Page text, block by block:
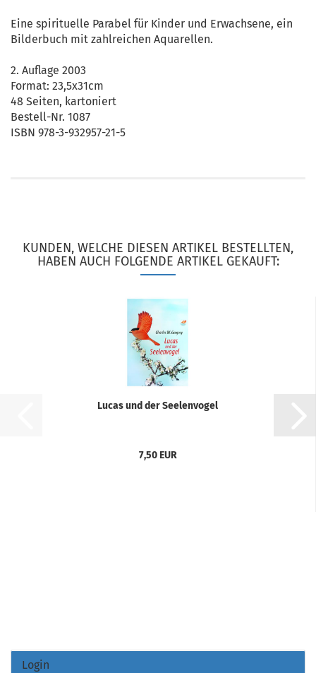
Eine spirituelle Parabel für Kinder und Erwachsene, ein
Bilderbuch mit zahlreichen Aquarellen.
2. Auflage 2003
Format: 23,5x31cm
48 Seiten, kartoniert
Bestell-Nr. 1087
ISBN 978-3-932957-21-5
KUNDEN, WELCHE DIESEN ARTIKEL BESTELLTEN,
HABEN AUCH FOLGENDE ARTIKEL GEKAUFT:
Lucas und der Seelenvogel
7,50 EUR
Login